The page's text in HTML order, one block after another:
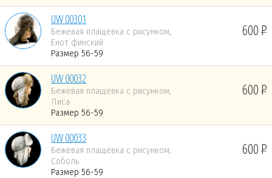
UW 00301
Бежевая плащёвка с рисунком,
Енот финский
Размер 56-59
600
UW 00032
Бежевая плащёвка с рисунком,
Лиса
Размер 56-59
600
UW 00033
Бежевая плащёвка с рисунком,
Соболь
Размер 56-59
600